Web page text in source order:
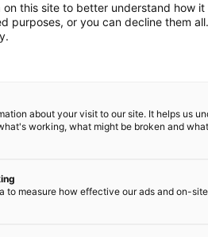
this site to better understand how it
purposes, or you can decline them
about your visit to our site. It helps us
working, what might be broken and
to measure how effective our ads and on-